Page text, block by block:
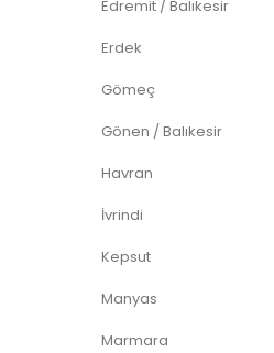
Edremit / Balıkesir
Erdek
Gömeç
Gönen / Balıkesir
Havran
İvrindi
Kepsut
Manyas
Marmara